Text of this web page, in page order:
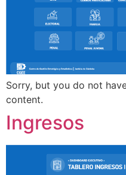
Sorry, but you do not
content.
Ingresos